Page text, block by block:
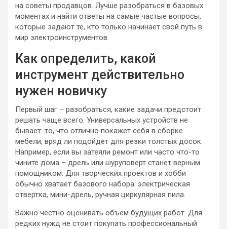
на советы продавцов. Лучше разобраться в базовых
моментах и найти ответы на самые частые вопросы,
которые задают те, кто только начинает свой путь в
мир электроинструментов.
Как определить, какой
инструмент действительно
нужен новичку
Первый шаг – разобраться, какие задачи предстоит
решать чаще всего. Универсальных устройств не
бывает: то, что отлично покажет себя в сборке
мебели, вряд ли подойдет для резки толстых досок.
Например, если вы затеяли ремонт или часто что-то
чините дома – дрель или шуруповерт станет верным
помощником. Для творческих проектов и хобби
обычно хватает базового набора: электрическая
отвертка, мини-дрель, ручная циркулярная пила.
Важно честно оценивать объем будущих работ. Для
редких нужд не стоит покупать профессиональный